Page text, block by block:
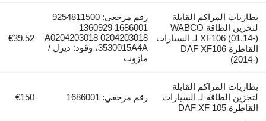
بطاريات المراكم القابلة
لتخزين الطاقة WABCO
XF106 (01.14-) لـ السيارات
القاطرة DAF XF106
(2014-)
رقم مرجعي: 9254811500
1686001 1360929
A0204203018 0204203018
3530015A4A، وقود: ديزل /
مازوت
€39.52
بطاريات المراكم القابلة
لتخزين الطاقة لـ السيارات
القاطرة DAF XF 105
رقم مرجعي: 1686001 €150